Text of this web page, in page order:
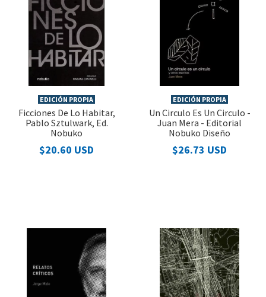
EDICIÓN PROPIA
Ficciones De Lo Habitar,
Pablo Sztulwark, Ed.
Nobuko
$20.60 USD
EDICIÓN PROPIA
Un Circulo Es Un Circulo -
Juan Mera - Editorial
Nobuko Diseño
$26.73 USD